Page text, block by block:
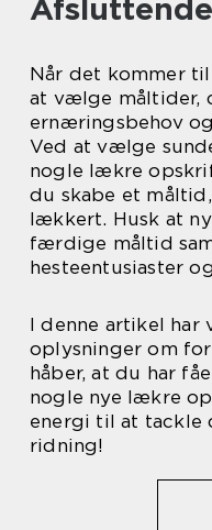
Når det kommer
at vælge måltider,
ernæringsbehov
Ved at vælge
nogle lækre
du skabe et
lækkert. Husk at
færdige måltid
hesteentusiaster
I denne artikel
oplysninger om
håber, at du har
nogle nye lækre
energi til at tackle
ridning!